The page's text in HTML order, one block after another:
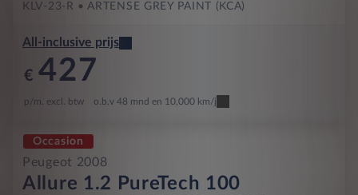
KLV-23-R
ARTENSE GREY PAINT (KCA)
All-inclusive prijs
€ 427
p/m. excl. btw o.b.v 48 mnd en 10,000 km/j
Occasion
Peugeot 2008
Allure 1.2 PureTech 100